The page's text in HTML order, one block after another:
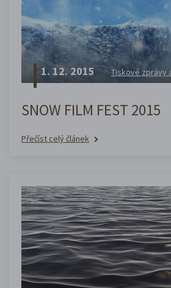
1. 12. 2015 Tiskové zprávy
SNOW FILM FEST 2015
Přečíst celý článek